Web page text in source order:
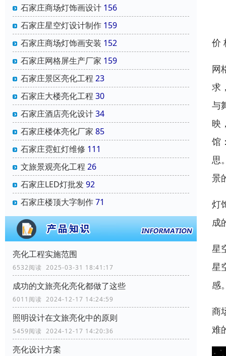
石家庄商场灯饰画设计 156
石家庄星空灯设计制作 159
石家庄商场灯饰画安装 152
石家庄网格屏生产厂家 159
石家庄景区亮化工程 23
石家庄大楼亮化工程 30
石家庄酒店亮化设计34
石家庄楼体亮化厂家 85
石家庄霓虹灯维修 111
文旅景观亮化工程 26
石家庄LED灯批发92
石家庄楼顶大字制作71
亮化工程实施范围
6532阅读 2025-03-31 18:41:17
成功的文旅亮化亮化都做了这些
6011阅读 2024-12-17 14:24:59
照明设计在文旅亮化中的原则
5459阅读 2024-12-17 14:20:36
亮化设计方案
价
网
求
与
映
馆
思
景
灯
成
星
星
感
商
难